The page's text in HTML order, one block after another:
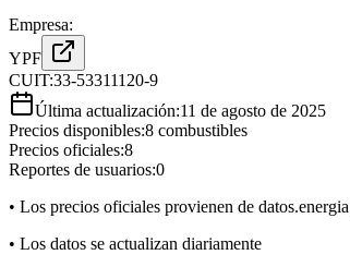
Empresa:
YPF
CUIT:33-53311120-9
Última actualización:11 de agosto de 2025
Precios disponibles:8 combustibles
Precios oficiales:8
Reportes de usuarios:0
• Los precios oficiales provienen de
• Los datos se actualizan diariamente